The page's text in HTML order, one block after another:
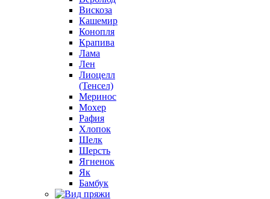
Вискоза
Кашемир
Конопля
Крапива
Лама
Лен
Лиоцелл
(Тенсел)
Меринос
Мохер
Рафия
Хлопок
Шелк
Шерсть
Ягненок
Як
Бамбук